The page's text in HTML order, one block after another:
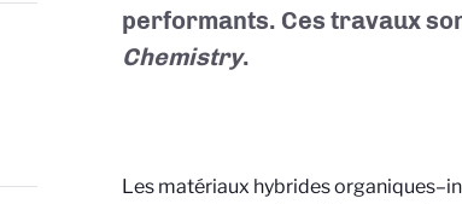
performants. Ces travaux
Chemistry.
Les matériaux hybrides